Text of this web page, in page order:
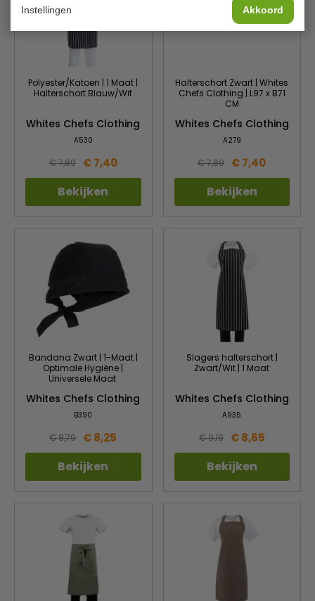
Instellingen Akkoord
Polyester/Katoen | 1 Maat |
Halterschort Blauw/Wit
Whites Chefs Clothing
A530
€ 7,89 € 7,40
Bekijken
Halterschort Zwart | Whites
Chefs Clothing | L97 x B71
CM
Whites Chefs Clothing
A279
€ 7,89 € 7,40
Bekijken
Bandana Zwart | 1-Maat |
Optimale Hygiëne |
Universele Maat
Whites Chefs Clothing
B390
€ 8,79 € 8,25
Bekijken
Slagers halterschort |
Zwart/Wit | 1 Maat
Whites Chefs Clothing
A935
€ 9,19 € 8,65
Bekijken